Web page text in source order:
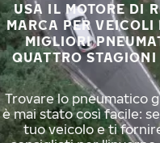
USA IL MOTORE DI
MARCA PER VEICOLI
MIGLIORI
QUATTRO
Trovare lo pneumatico
è mai stato così facile:
tuo veicolo e ti